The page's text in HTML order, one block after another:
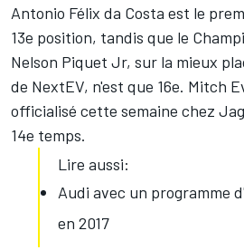
Antonio Félix da Costa est le
13e position, tandis que le
Nelson Piquet Jr, sur la mieux
de NextEV, n'est que 16e. Mitch
officialisé cette semaine chez
14e temps.
Lire aussi:
Audi avec un programme
en 2017